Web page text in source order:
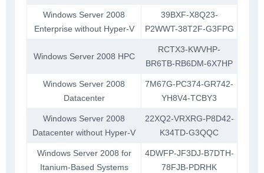
Windows Server 2008
Enterprise without Hyper-V
39BXF-X8Q23-
P2WWT-38T2F-G3FPG
Windows Server 2008 HPC
RCTX3-KWVHP-
BR6TB-RB6DM-6X7HP
Windows Server 2008
Datacenter
7M67G-PC374-GR742-
YH8V4-TCBY3
Windows Server 2008
Datacenter without Hyper-V
22XQ2-VRXRG-P8D42-
K34TD-G3QQC
Windows Server 2008 for
Itanium-Based Systems
4DWFP-JF3DJ-B7DTH-
78FJB-PDRHK